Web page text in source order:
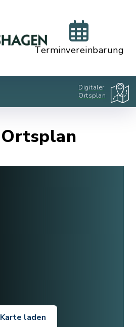
Terminvereinbarung
Digitaler
Ortsplan
Karte laden